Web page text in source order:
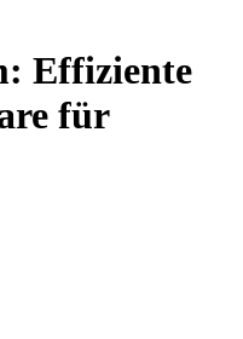
Effiziente
für